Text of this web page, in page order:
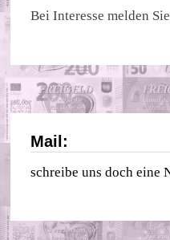
Bei Interesse melden
Mail:
schreibe uns doch eine